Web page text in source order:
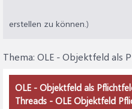
erstellen zu können.)
Thema: OLE - Objektfeld als
OLE - Objektfeld als
Threads - OLE Objektfeld